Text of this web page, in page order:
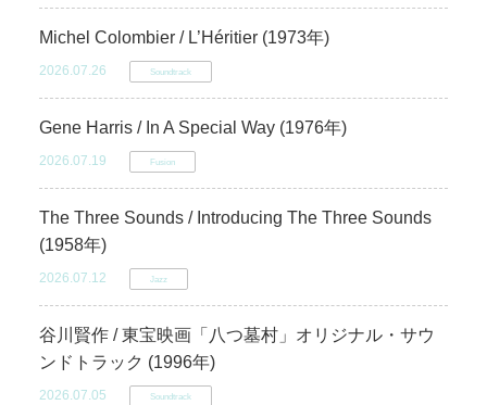
Michel Colombier / L’Héritier (1973年)
2026.07.26 Soundtrack
Gene Harris / In A Special Way (1976年)
2026.07.19 Fusion
The Three Sounds / Introducing The Three Sounds
(1958年)
2026.07.12 Jazz
谷川賢作 / 東宝映画「八つ墓村」オリジナル・サウ
ンドトラック (1996年)
2026.07.05 Soundtrack